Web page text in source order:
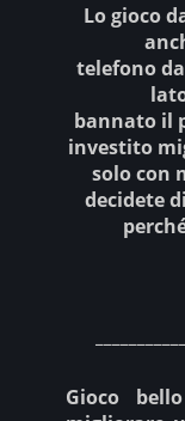
Lo gioco
telefono
bannato il
investito
solo con
decidete
Gioco